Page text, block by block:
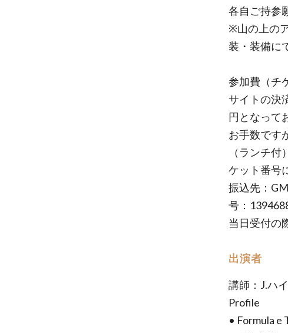
各自ご持参
※山の上の
装・装備に
参加費（チ
サイトの決
円となって
お手数です
（ランチ
ケット番号
振込先：
号：
当日受付の
出演者
講師：J.ハ
Profile
• Formula e